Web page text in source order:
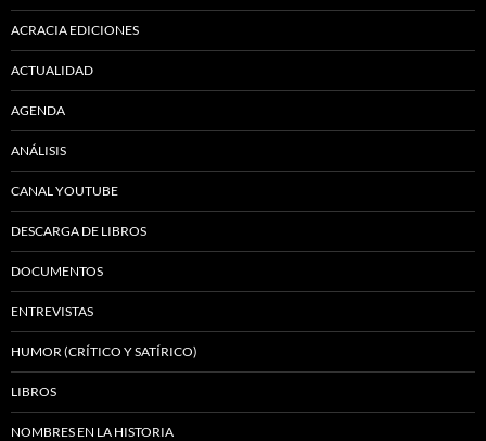
ACRACIA EDICIONES
ACTUALIDAD
AGENDA
ANÁLISIS
CANAL YOUTUBE
DESCARGA DE LIBROS
DOCUMENTOS
ENTREVISTAS
HUMOR (CRÍTICO Y SATÍRICO)
LIBROS
NOMBRES EN LA HISTORIA